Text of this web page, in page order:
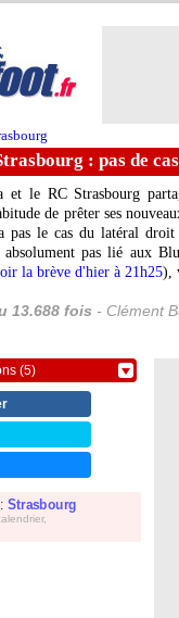
: pas de
et le RC Strasbourg
de prêter ses
pas le cas du latéral
absolument pas lié aux
la brève d'hier à 21h25),
13.688 fois - Clément
(5)
Strasbourg